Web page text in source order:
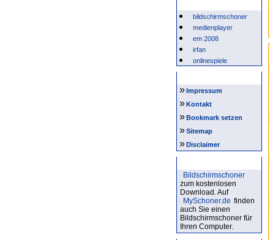
bildschirmschoner
medienplayer
em 2008
irfan
onlinespiele
»Impressum
»Kontakt
»Bookmark setzen
»Sitemap
»Disclaimer
Bildschirmschoner
zum kostenlosen
Download. Auf
MySchoner.de finden
auch Sie einen
Bildschirmschoner für
Ihren Computer.